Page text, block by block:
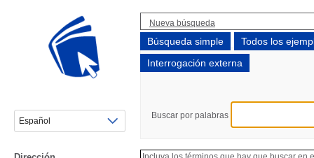
Nueva búsqueda
Búsqueda simple
Todos los
Interrogación externa
Buscar por palabras